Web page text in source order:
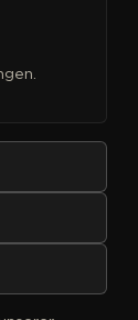
frischer
und einem
jetzt bei
&
direkt aus
ist die